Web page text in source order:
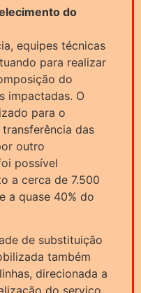
do
equipes técnicas
para realizar
do
impactadas. O
para o
das
outro
possível
a cerca de 7.500
a quase 40% do
de substituição
também
direcionada a